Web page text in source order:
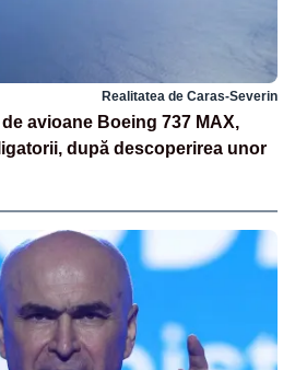
Realitatea de Caras-Severin
avioane Boeing 737 MAX,
după descoperirea unor